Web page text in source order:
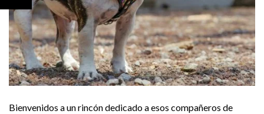
Bienvenidos a un rincón dedicado a esos compañeros de